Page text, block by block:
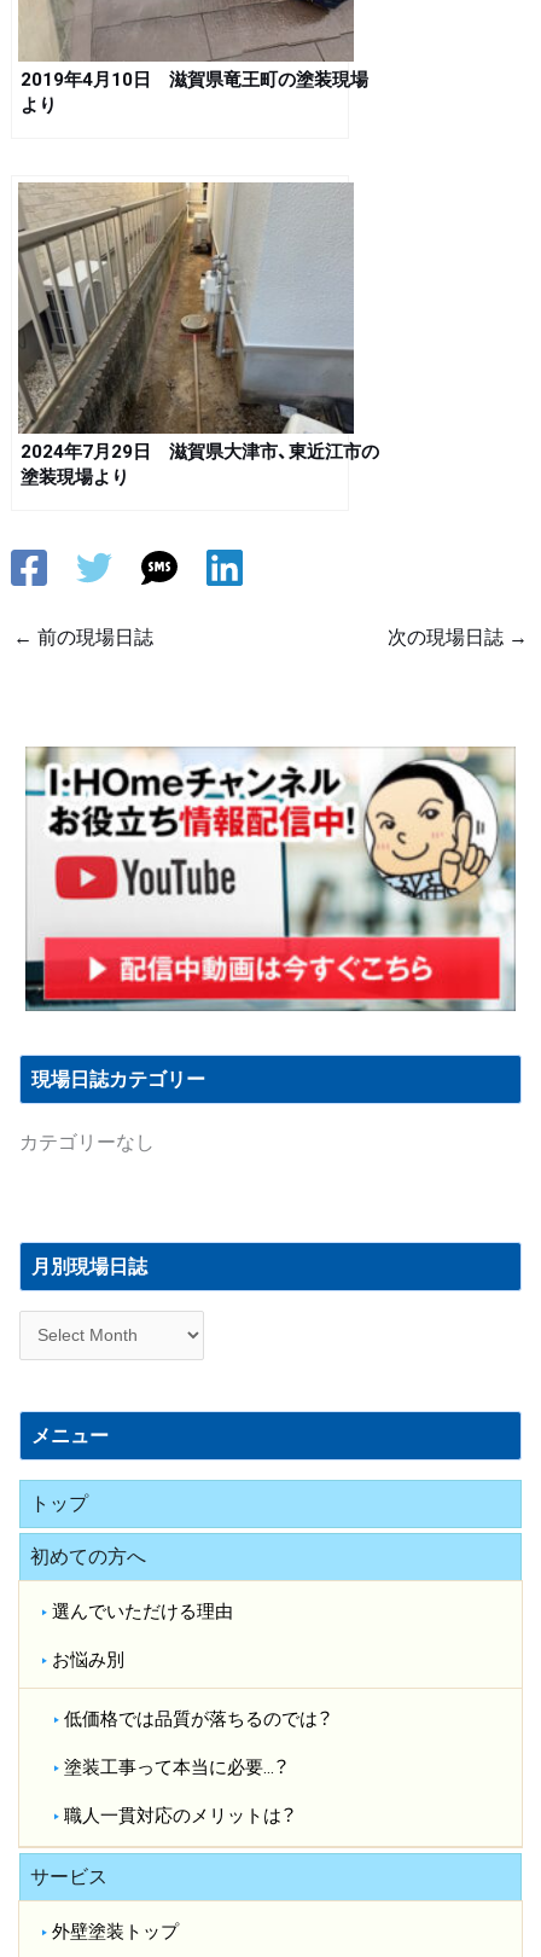
2019年4月10日 滋賀県竜王町の塗装現場
より
2024年7月29日 滋賀県大津市、東近江市の
塗装現場より
← 前の現場日誌 次の現場日誌 →
現場日誌カテゴリー
カテゴリーなし
月別現場日誌
現
日
メニュー
トップ
初めての方へ
選んでいただける理由
お悩み別
低価格では品質が落ちるのでは？​
塗装工事って本当に必要…？​
職人一貫対応のメリットは？​
サービス
外壁塗装トップ